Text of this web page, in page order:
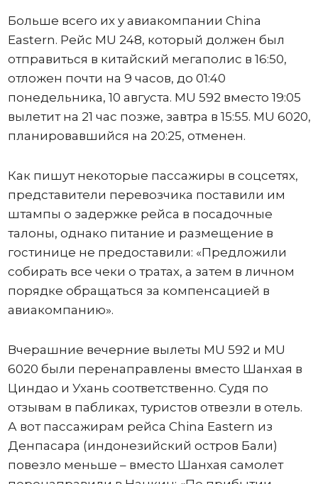
Больше всего их у авиакомпании China
Eastern. Рейс MU 248, который должен был
отправиться в китайский мегаполис в 16:50,
отложен почти на 9 часов, до 01:40
понедельника, 10 августа. MU 592 вместо 19:05
вылетит на 21 час позже, завтра в 15:55. MU 6020,
планировавшийся на 20:25, отменен.
Как пишут некоторые пассажиры в соцсетях,
представители перевозчика поставили им
штампы о задержке рейса в посадочные
талоны, однако питание и размещение в
гостинице не предоставили: «Предложили
собирать все чеки о тратах, а затем в личном
порядке обращаться за компенсацией в
авиакомпанию».
Вчерашние вечерние вылеты MU 592 и MU
6020 были перенаправлены вместо Шанхая в
Циндао и Ухань соответственно. Судя по
отзывам в пабликах, туристов отвезли в отель.
А вот пассажирам рейса China Eastern из
Денпасара (индонезийский остров Бали)
повезло меньше – вместо Шанхая самолет